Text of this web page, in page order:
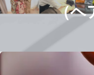
プ
（ヘ